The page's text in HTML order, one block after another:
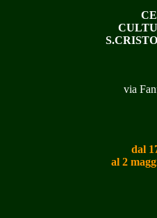
via
dal
al 2